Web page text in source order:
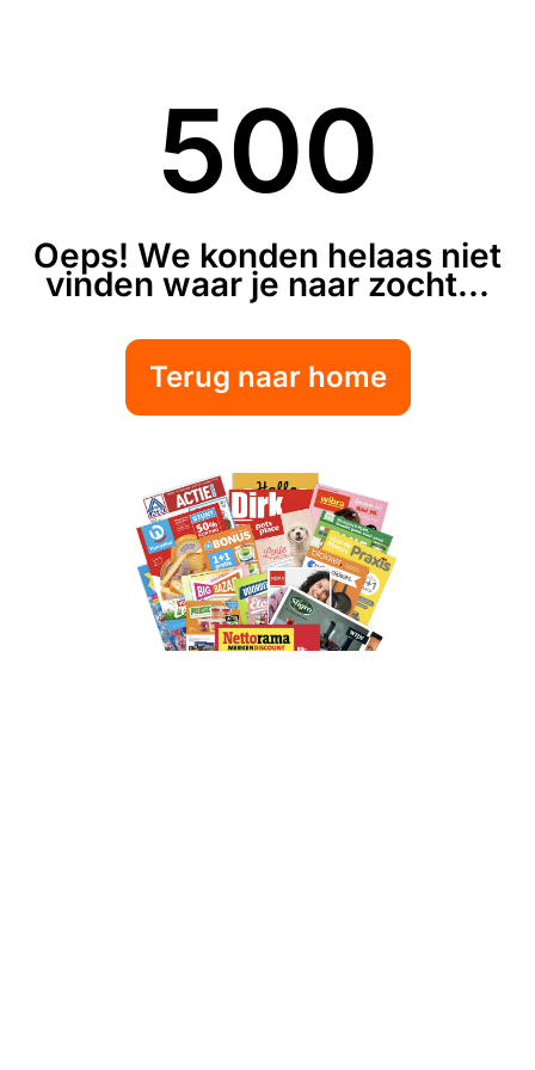
500
Oeps! We konden helaas niet
vinden waar je naar zocht...
Terug naar home